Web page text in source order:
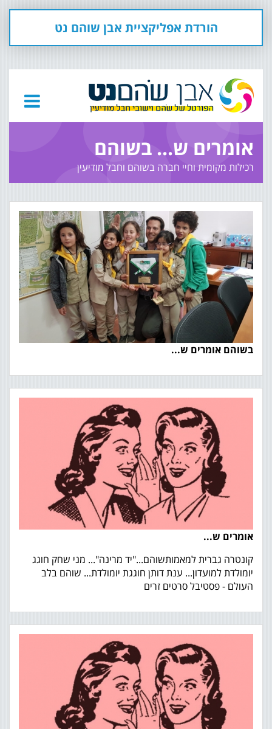
הורדת אפליקציית אבן שוהם נט
אומרים ש... בשוהם
רכילות מקומית וחיי חברה בשוהם וחבל מודיעין
בשוהם אומרים ש...
אומרים ש...
קונטרה גברית למאמותשוהם..."יד מרינה"... מני שחק חוגג
יומולדת למועדון... ענת דותן חוגגת יומולדת... שוהם בלב
העולם - פסטיבל סרטים זרים